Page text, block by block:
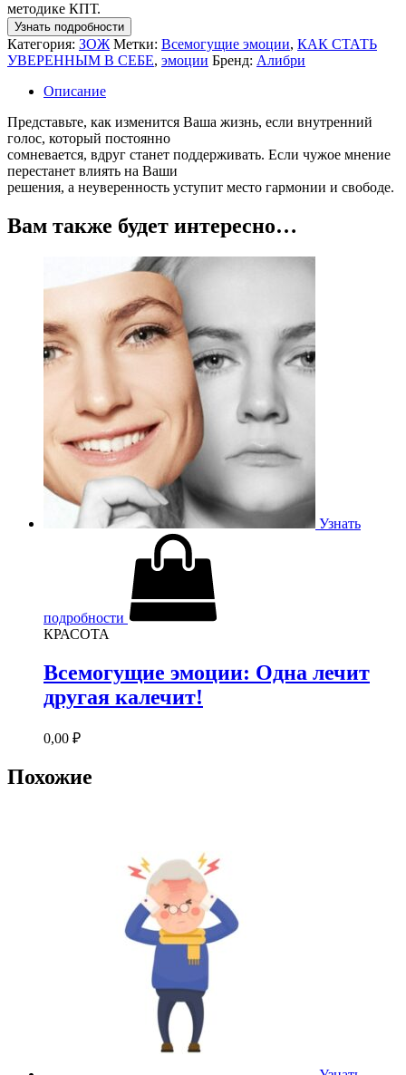
методике КПТ.
Узнать подробности
Категория: ЗОЖ Метки: Всемогущие эмоции, КАК СТАТЬ
УВЕРЕННЫМ В СЕБЕ, эмоции Бренд: Алибри
Описание
Представьте, как изменится Ваша жизнь, если внутренний
голос, который постоянно
сомневается, вдруг станет поддерживать. Если чужое мнение
перестанет влиять на Ваши
решения, а неуверенность уступит место гармонии и свободе.
Вам также будет интересно…
Узнать
подробности
КРАСОТА
Всемогущие эмоции: Одна лечит
другая калечит!
0,00 ₽
Похожие